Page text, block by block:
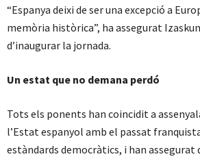
“Espanya deixi de ser una excepció a
memòria històrica”, ha assegurat
d’inaugurar la jornada.
Un estat que no demana perdó
Tots els ponents han coincidit a
l’Estat espanyol amb el passat
estàndards democràtics, i han assegurat